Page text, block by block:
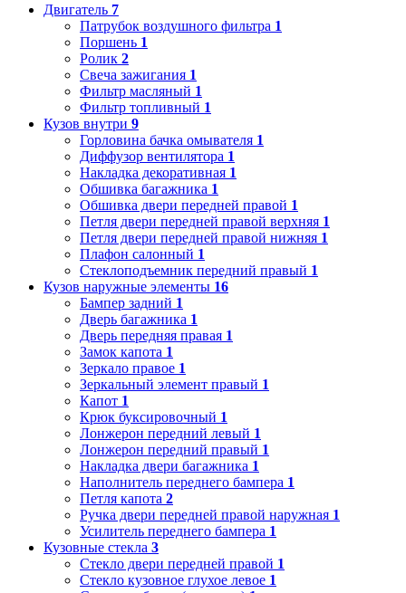
Двигатель 7
Патрубок воздушного фильтра 1
Поршень 1
Ролик 2
Свеча зажигания 1
Фильтр масляный 1
Фильтр топливный 1
Кузов внутри 9
Горловина бачка омывателя 1
Диффузор вентилятора 1
Накладка декоративная 1
Обшивка багажника 1
Обшивка двери передней правой 1
Петля двери передней правой верхняя 1
Петля двери передней правой нижняя 1
Плафон салонный 1
Стеклоподъемник передний правый 1
Кузов наружные элементы 16
Бампер задний 1
Дверь багажника 1
Дверь передняя правая 1
Замок капота 1
Зеркало правое 1
Зеркальный элемент правый 1
Капот 1
Крюк буксировочный 1
Лонжерон передний левый 1
Лонжерон передний правый 1
Накладка двери багажника 1
Наполнитель переднего бампера 1
Петля капота 2
Ручка двери передней правой наружная 1
Усилитель переднего бампера 1
Кузовные стекла 3
Стекло двери передней правой 1
Стекло кузовное глухое левое 1